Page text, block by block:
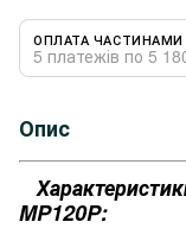
ОПЛАТА ЧАСТИНАМИ
5 платежів по 5
Опис
MP120P: